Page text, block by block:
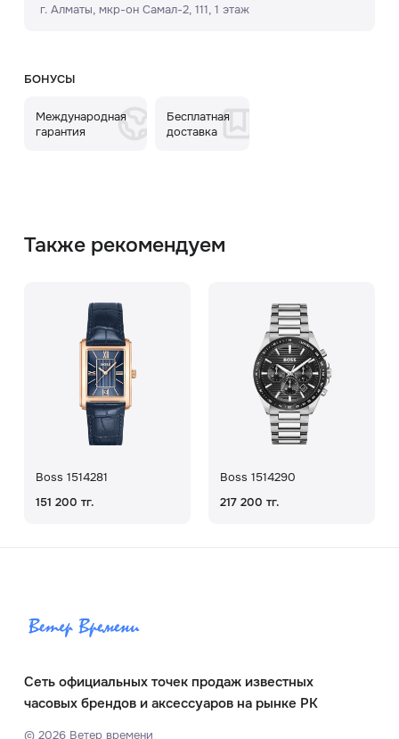
г. Алматы, мкр-он Самал-2, 111, ​1 этаж
БОНУСЫ
Международная
гарантия
Бесплатная
доставка
Также рекомендуем
Boss 1514281
151 200 тг.
Boss 1514290
217 200 тг.
Сеть официальных точек продаж известных
часовых брендов и аксессуаров на рынке РК
© 2026Ветер времени